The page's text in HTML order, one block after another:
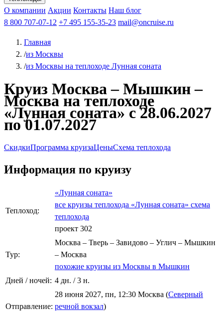
Чебоксарыиз Волгоградаиз Саратова Все города
КазаньВ Нижний НовгородВ ПермьВ Ростов-на-Дону
РыбинскНа СоловкиНа ВалаамПо ОкеПо Енисею
Афанасий Никитин Октябрьская революция
ФединАлександр СвешниковИван
МироновА.С.Попов
О компании Акции Контакты Наш блог
8 800 707-07-12 +7 495 155-35-23 mail@oncruise.ru
Главная
/из Москвы
/из Москвы на теплоходе Лунная соната
Круиз Москва – Мышкин –
Москва на теплоходе
«Лунная соната» с 28.06.2027
по 01.07.2027
СкидкиПрограмма круизаЦеныСхема теплохода
Информация по круизу
Теплоход:
«Лунная соната»
все круизы теплохода «Лунная соната» схема
теплохода
проект 302
Тур:
Москва – Тверь – Завидово – Углич – Мышкин
– Москва
похожие круизы из Москвы в Мышкин
Дней / ночей: 4 дн. / 3 н.
Отправление:
28 июня 2027, пн, 12:30 Москва (Северный
речной вокзал)